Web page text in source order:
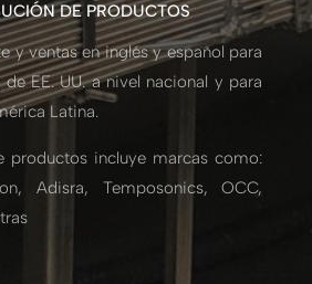
DE PRODUCTOS
y ventas en inglés y español para
EE. UU. a nivel nacional y para
Latina.
productos incluye marcas como:
Adisra, Temposonics, OCC,